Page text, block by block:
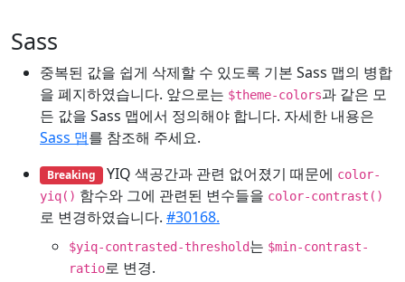
Sass
중복된 값을 쉽게 삭제할 수 있도록 기본 Sass 맵의 병합
을 폐지하였습니다. 앞으로는 $theme-colors과 같은 모
든 값을 Sass 맵에서 정의해야 합니다. 자세한 내용은
Sass 맵를 참조해 주세요.
Breaking YIQ 색공간과 관련 없어졌기 때문에 color-
yiq() 함수와 그에 관련된 변수들을 color-contrast()
로 변경하였습니다. #30168.
$yiq-contrasted-threshold는 $min-contrast-
ratio로 변경.